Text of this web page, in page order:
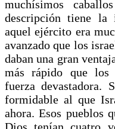
muchísimos
descripción tiene la
aquel ejército era
avanzado que los
daban una gran
más rápido que los
fuerza devastadora.
formidable al que
ahora. Esos pueblos